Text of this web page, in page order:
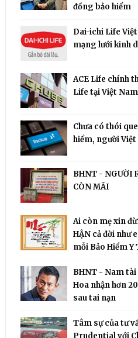
đồng bảo hiểm
Dai-ichi Life
mạng lưới kinh
ACE Life chính
Life tại Việt Nam
Chưa có thói
hiểm, người
BHNT - NGƯỜI
CÒN MÃI
Ai còn mẹ xin
HẬN cả đời như
mỗi Bảo Hiểm Y
BHNT - Nam
Hoa nhận hơn
sau tai nạn
Tâm sự của tư